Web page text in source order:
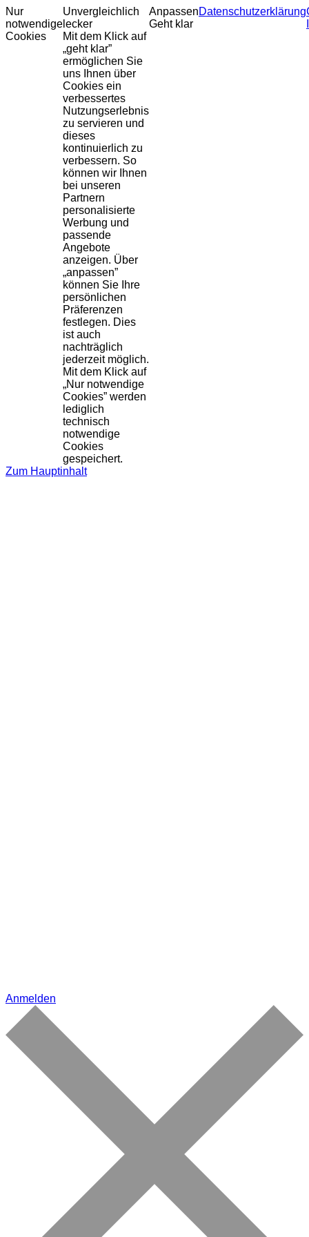
Nur
notwendige
Cookies
Unvergleichlich
lecker
Mit dem Klick auf
„geht klar”
ermöglichen Sie
uns Ihnen über
Cookies ein
verbessertes
Nutzungserlebnis
zu servieren und
dieses
kontinuierlich zu
verbessern. So
können wir Ihnen
bei unseren
Partnern
personalisierte
Werbung und
passende
Angebote
anzeigen. Über
„anpassen”
können Sie Ihre
persönlichen
Präferenzen
festlegen. Dies
ist auch
nachträglich
jederzeit möglich.
Mit dem Klick auf
„Nur notwendige
Cookies” werden
lediglich
technisch
notwendige
Cookies
gespeichert.
Anpassen
Geht klar
Datenschutzerklärung
Zum Hauptinhalt
Anmelden